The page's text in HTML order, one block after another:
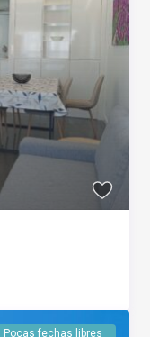
Pocas fechas libres